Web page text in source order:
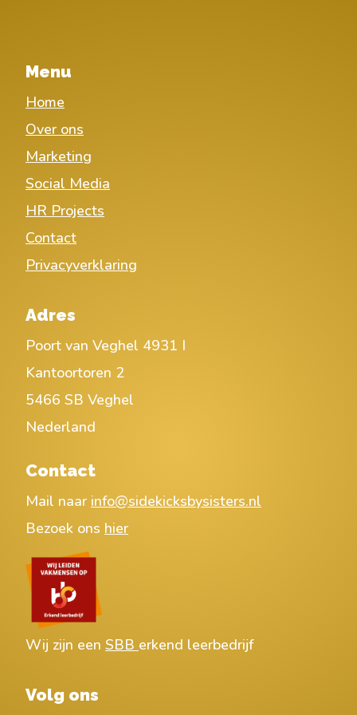
Menu
Home
Over ons
Marketing
Social Media
HR Projects
Contact
Privacyverklaring
Adres
Poort van Veghel 4931 I
Kantoortoren 2
5466 SB Veghel
Nederland
Contact
Mail naar info@sidekicksbysisters.nl
Bezoek ons hier
Wij zijn een SBB erkend leerbedrijf
Volg ons